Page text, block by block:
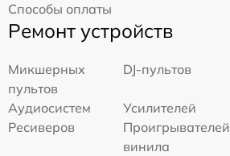
Способы оплаты
Ремонт устройств
Микшерных
пультов
DJ-пультов
Аудиосистем
Усилителей
Ресиверов
Проигрывателей
винила